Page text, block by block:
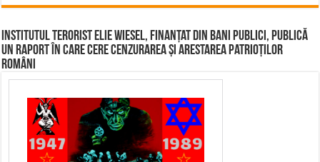
Institutul terorist Elie Wiesel, finanțat din bani publici, publică
un raport în care cere cenzurarea și arestarea patrioților
români